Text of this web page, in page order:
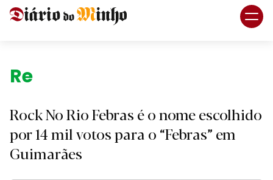
Região.
Rock No Rio Febras é o nome escolhido
por 14 mil votos para o “Febras” em
Guimarães